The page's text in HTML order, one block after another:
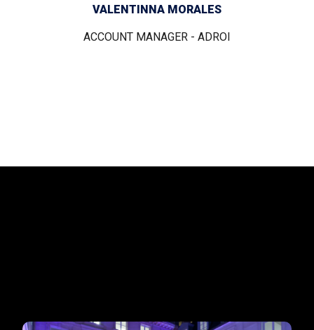
VALENTINNA MORALES
ACCOUNT MANAGER - ADROI